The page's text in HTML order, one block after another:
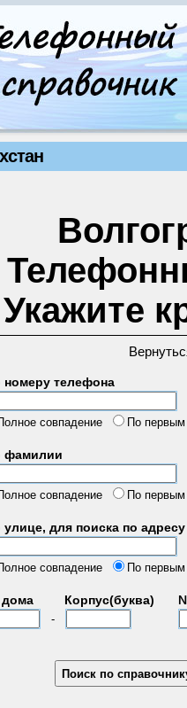
Укажите
номеру телефона
совпадение
По
фамилии
совпадение По
улице, для поиска по адресу
совпадение
По
Корпус(буква)
-